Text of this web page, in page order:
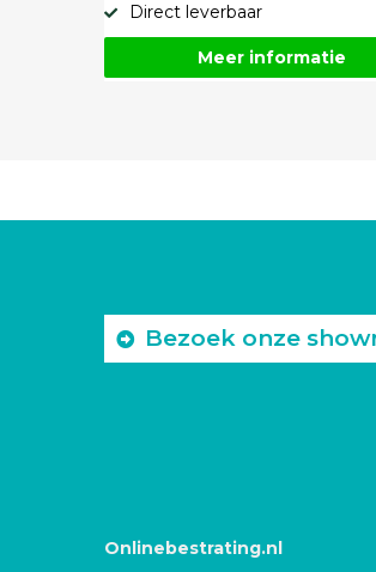
Direct leverbaar
Meer informatie
Bezoek onze
Onlinebestrating.nl